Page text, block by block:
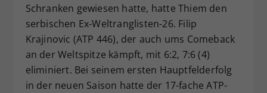
Schranken gewiesen hatte, hatte Thiem den
serbischen Ex-Weltranglisten-26. Filip
Krajinovic (ATP 446), der auch ums Comeback
an der Weltspitze kämpft, mit 6:2, 7:6 (4)
eliminiert. Bei seinem ersten Hauptfelderfolg
in der neuen Saison hatte der 17-fache ATP-